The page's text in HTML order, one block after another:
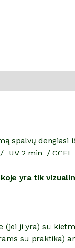
spalvų dengiasi
UV 2 min. / CCFL
yra tik
(jei ji yra) su
su praktika)